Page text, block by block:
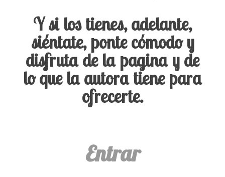
Y si los tienes, adelante,
siéntate, ponte cómodo y
disfruta de la pagina y de
lo que la autora tiene para
ofrecerte.
Entrar